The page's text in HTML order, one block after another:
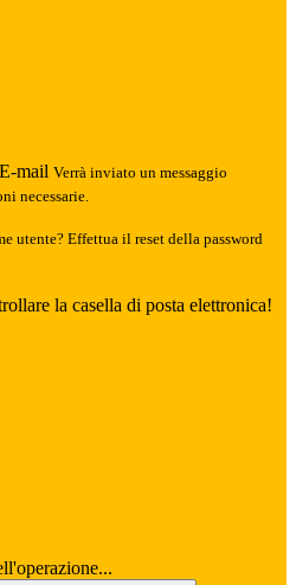
E-mail Verrà inviato un messaggio
necessarie.
utente? Effettua il reset della password
la casella di posta elettronica!